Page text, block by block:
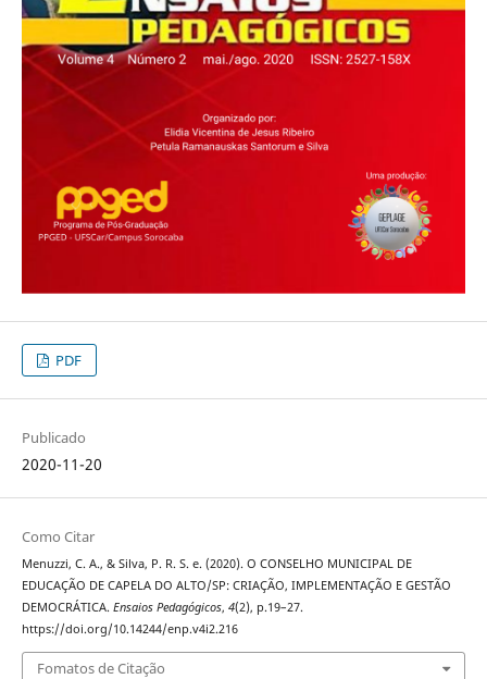
PDF
Publicado
2020-11-20
Como Citar
Menuzzi, C. A., & Silva, P. R. S. e. (2020). O CONSELHO MUNICIPAL DE
EDUCAÇÃO DE CAPELA DO ALTO/SP: CRIAÇÃO, IMPLEMENTAÇÃO E GESTÃO
DEMOCRÁTICA. Ensaios Pedagógicos, 4(2), p.19–27.
https://doi.org/10.14244/enp.v4i2.216
Fomatos de Citação